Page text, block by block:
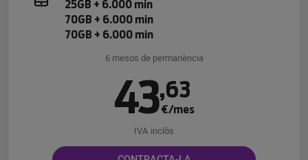
25GB + 6.000 min
70GB + 6.000 min
70GB + 6.000 min
6 mesos de permanència
43,63
€/mes
IVA inclòs